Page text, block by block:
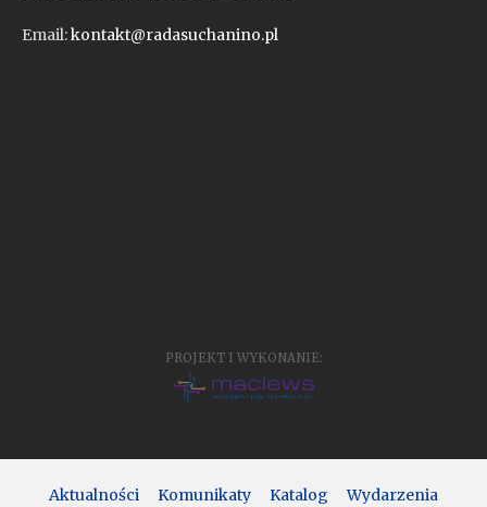
Email:kontakt@radasuchanino.pl
PROJEKT I WYKONANIE:
Aktualności Komunikaty Katalog Wydarzenia